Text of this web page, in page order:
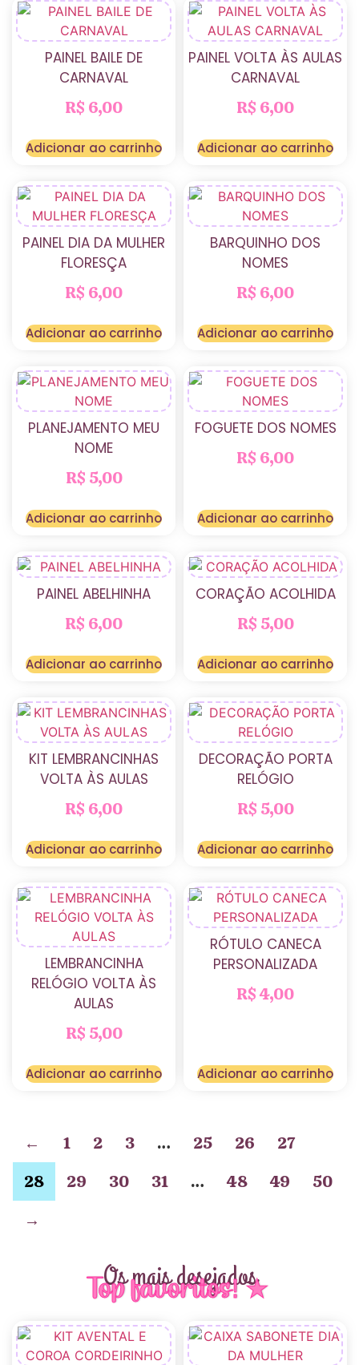
PAINEL BAILE DE
CARNAVAL
R$ 6,00
Adicionar ao carrinho
PAINEL VOLTA ÀS AULAS
CARNAVAL
R$ 6,00
Adicionar ao carrinho
PAINEL DIA DA MULHER
FLORESÇA
R$ 6,00
Adicionar ao carrinho
BARQUINHO DOS
NOMES
R$ 6,00
Adicionar ao carrinho
PLANEJAMENTO MEU
NOME
R$ 5,00
Adicionar ao carrinho
FOGUETE DOS NOMES
R$ 6,00
Adicionar ao carrinho
PAINEL ABELHINHA
R$ 6,00
Adicionar ao carrinho
CORAÇÃO ACOLHIDA
R$ 5,00
Adicionar ao carrinho
KIT LEMBRANCINHAS
VOLTA ÀS AULAS
R$ 6,00
Adicionar ao carrinho
DECORAÇÃO PORTA
RELÓGIO
R$ 5,00
Adicionar ao carrinho
LEMBRANCINHA
RELÓGIO VOLTA ÀS
AULAS
R$ 5,00
Adicionar ao carrinho
RÓTULO CANECA
PERSONALIZADA
R$4,00
Adicionar ao carrinho
← 1 2 3 … 25 26
27
28
29 30 31 … 48 49
50
→
Os mais desejados
Top favoritos! ★